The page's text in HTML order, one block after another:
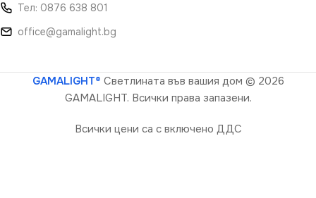
Тел: 0876 638 801
office@gamalight.bg
GAMALIGHT® Светлината във вашия дом © 2026
GAMALIGHT. Всички права запазени.
Всички цени са с включено ДДС